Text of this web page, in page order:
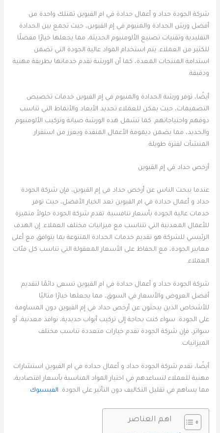
شركة الجودة حداد و أعمال حدادة في ام القيوين تمتلك واحدة من
أفضل ورش الحدادة والمنيوم في إم القيوين، حيث تجمع بين الحدادة
التقليدية وتقنيات تصنيع الألومنيوم الحديثة، مما يجعلها خيارًا مفضلًا
للكثير من العملاء. يتم استخدام المواد عالية الجودة التي تضمن
استدامة المنتجات المعدة، كما أن الورشة تقدم خدماتها بطريقة مهنية
ودقيقة.
أيضًا، توفر ورشة الحدادة والمنيوم في إم القيوين خدمات تخصيص
التصميمات، حيث يمكن للعملاء تحديد الأبعاد والأنماط التي تناسب
ذوقهم واحتياجاتهم. كما تشمل هذه الورشة صيانة وتركيب الألومنيوم
والحديد، مما يضمن ديمومة الأعمال المنفذة ويعزز من استقرار
المنشآت لفترة طويلة.
أرخص حداد في إم القيوين
عندما يبحث الناس عن أرخص حداد في إم القيوين، فإن شركة الجودة
حداد و أعمال حدادة في ام القيوين تعد الخيار الأفضل، حيث توفر
خدمات عالية الجودة بأسعار تنافسية. تقدم شركة الجودة حلولاً متميزة
للأعمال المعدنية التي تتناسب مع ميزانيات مختلف العملاء. إن الهدف
الرئيسي للشركة هو تقديم خدمات الحدادة المتنوعة بما يتوافق مع أعلى
معايير الجودة، مع الحفاظ على الأسعار المعقولة التي تناسب كل فئات
العملاء.
شركة الجودة حداد و أعمال حدادة في ام القيوين تسعى دائمًا لتقديم
أفضل العروض والأسعار في السوق، مما يجعلها خيارًا مثاليًا
للأشخاص الذين يبحثون عن أرخص حداد في إم القيوين دون المساومة
على الجودة. سواء كنت بحاجة إلى تركيب أبواب حديدية، نوافذ معدنية، أو
سواتر، فإن شركة الجودة تقدم خيارات متعددة تناسب مختلف
الميزانيات.
أيضًا، تقدم شركة الجودة حداد و أعمال حدادة في ام القيوين استشارات
مهنية للعملاء لتساعدهم في اختيار المواد المناسبة بأسعار اقتصادية،
مما يساهم في تقليل التكاليف دون التأثير على الجودة. الفيسبوك
اهم العناصر